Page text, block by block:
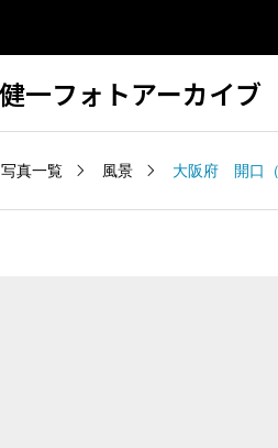
一フォトアーカイブ
写真一覧 風景 大阪府 開口